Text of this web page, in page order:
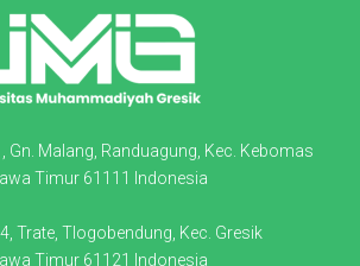
Gn. Malang, Randuagung, Kec. Kebomas
Timur 61111 Indonesia
Trate, Tlogobendung, Kec. Gresik
Timur 61121 Indonesia